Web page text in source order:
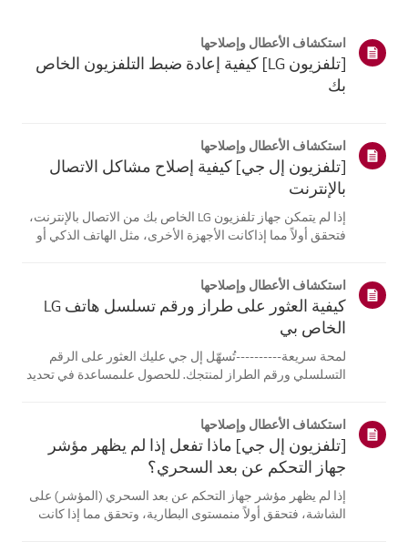
استكشاف الأعطال وإصلاحها
[تلفزيون LG] كيفية إعادة ضبط التلفزيون الخاص
بك
استكشاف الأعطال وإصلاحها
[تلفزيون إل جي] كيفية إصلاح مشاكل الاتصال
بالإنترنت
إذا لم يتمكن جهاز تلفزيون LG الخاص بك من الاتصال بالإنترنت،
فتحقق أولاً مما إذاكانت الأجهزة الأخرى، مثل الهاتف الذكي أو
تكمن في جها...
استكشاف الأعطال وإصلاحها
كيفية العثور على طراز ورقم تسلسل هاتف LG
الخاص بي
لمحة سريعة----------تُسهّل إل جي عليك العثور على الرقم
التسلسلي ورقم الطراز لمنتجك. للحصول علىمساعدة في تحديد
تختلف الصور أو ا...
استكشاف الأعطال وإصلاحها
[تلفزيون إل جي] ماذا تفعل إذا لم يظهر مؤشر
جهاز التحكم عن بعد السحري؟
إذا لم يظهر مؤشر جهاز التحكم عن بعد السحري (المؤشر) على
الشاشة، فتحقق أولاً منمستوى البطارية، وتحقق مما إذا كانت